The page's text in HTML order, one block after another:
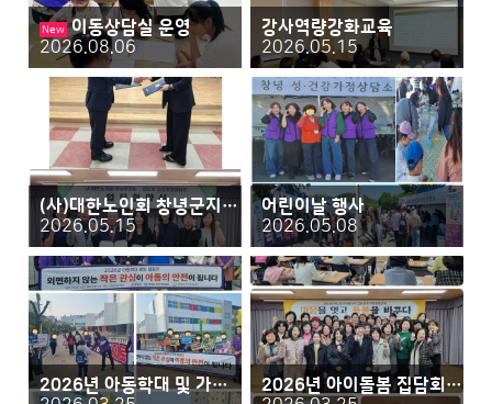
New 이동상담실 운영
2026.08.06
강사역량강화교육
2026.05.15
(사)대한노인회 창녕군지회&상담소 업무협약식
2026.05.15
어린이날 행사
2026.05.08
2026년 아동학대 및 가정폭력 예방 합동 캠페인
2026년 아이돌봄 집담회 및 역량강화교육